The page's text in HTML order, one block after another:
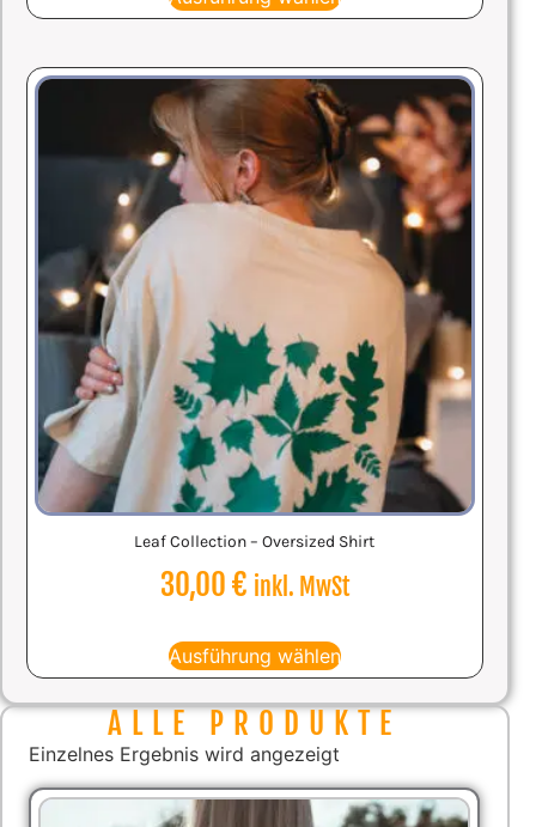
Leaf Collection – Oversized Shirt
30,00€ inkl. MwSt
Ausführung wählen
ALLE PRODUKTE
Einzelnes Ergebnis wird angezeigt